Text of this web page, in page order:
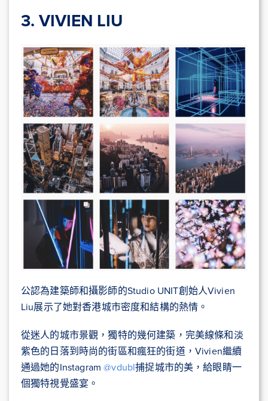
3. VIVIEN LIU
公認為建築師和攝影師的Studio UNIT創始人Vivien
Liu展示了她對香港城市密度和結構的熱情。
從迷人的城市景觀，獨特的幾何建築，完美線條和淡
紫色的日落到時尚的街區和瘋狂的街道，Vivien繼續
通過她的Instagram@vdubl捕捉城市的美，給眼睛一
個獨特視覺盛宴。